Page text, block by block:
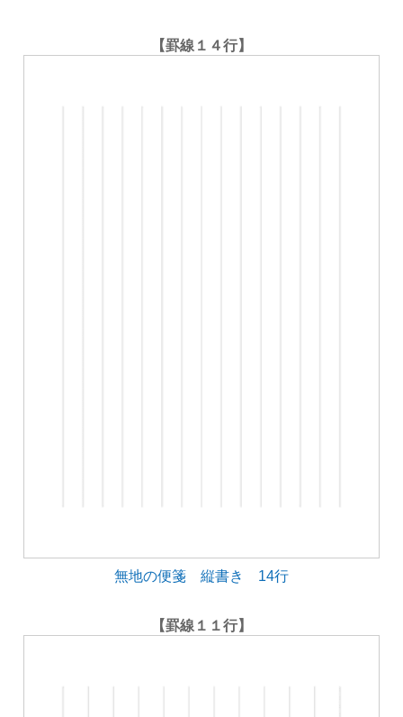
【罫線１４行】
無地の便箋 縦書き 14行
【罫線１１行】